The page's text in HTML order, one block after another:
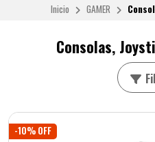
Inicio GAMER
Consolas,
-10% OFF